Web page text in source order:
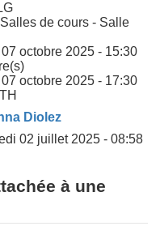
Salles de cours - Salle
octobre 2025 - 15:30
octobre 2025 - 17:30
Diolez
02 juillet 2025 - 08:58
à une